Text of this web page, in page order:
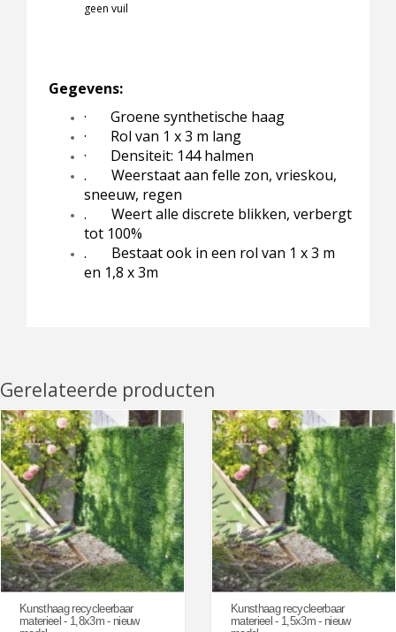
geen vuil
Gegevens:
·
Groene synthetische haag
·
Rol van 1 x 3 m lang
·
Densiteit: 144 halmen
. Weerstaat aan felle zon, vrieskou,
sneeuw, regen
. Weert alle discrete blikken, verbergt
tot 100%
. Bestaat ook in een rol van 1 x 3 m
en 1,8 x 3m
Gerelateerde producten
Kunsthaag recycleerbaar
materieel - 1,8x3m - nieuw
Kunsthaag recycleerbaar
materieel - 1,5x3m - nieuw